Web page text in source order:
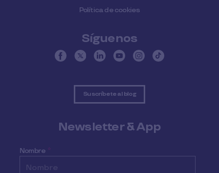
Política de cookies
Síguenos
Suscríbete al blog
Newsletter & App
Nombre *